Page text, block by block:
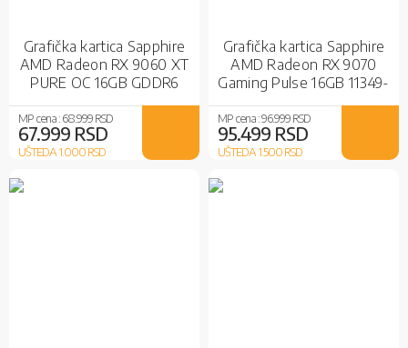
Grafička kartica Sapphire
AMD Radeon RX 9060 XT
PURE OC 16GB GDDR6
MP cena :68.999 RSD
67.999 RSD
UŠTEDA 1.000RSD
Grafička kartica Sapphire
AMD Radeon RX 9070
Gaming Pulse 16GB 11349-
MP cena :96.999 RSD
95.499 RSD
UŠTEDA 1.500RSD